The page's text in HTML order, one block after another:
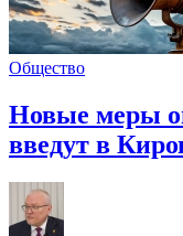
Общество
Новые меры
введут в